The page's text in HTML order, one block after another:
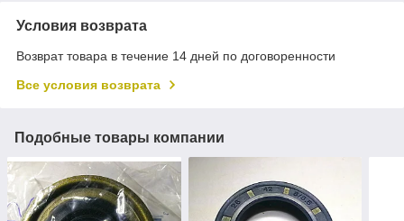
Условия возврата
Возврат товара в течение 14 дней по договоренности
Все условия возврата
Подобные товары компании